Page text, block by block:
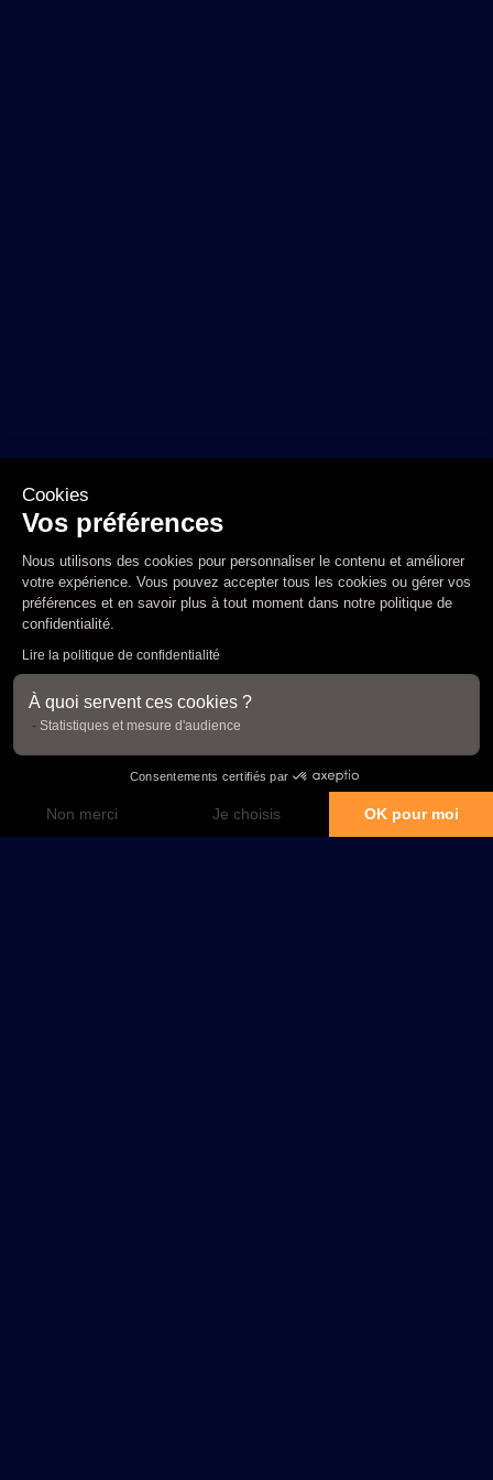
Cookies
Vos préférences
Nous utilisons des cookies pour personnaliser le contenu et améliorer
votre expérience. Vous pouvez accepter tous les cookies ou gérer vos
préférences et en savoir plus à tout moment dans notre politique de
confidentialité.
Lire la politique de confidentialité
À quoi servent ces cookies ?
Statistiques et mesure d'audience
Consentements certifiés par
Non merci Je choisis OK pour moi